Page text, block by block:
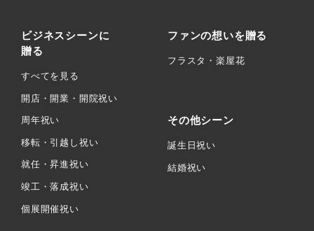
ビジネスシーンに
贈る
すべてを見る
開店・開業・開院祝い
周年祝い
移転・引越し祝い
就任・昇進祝い
竣工・落成祝い
個展開催祝い
ファンの想いを贈る
フラスタ・楽屋花
その他シーン
誕生日祝い
結婚祝い